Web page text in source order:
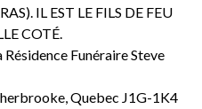
IL EST LE FILS DE FEU
COTÉ.
Funéraire Steve
Quebec J1G-1K4